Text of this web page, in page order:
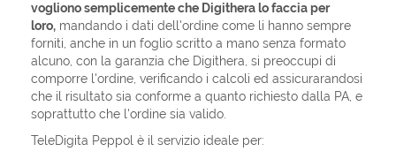
vogliono semplicemente che Digithera lo faccia per
loro, mandando i dati dell'ordine come li hanno sempre
forniti, anche in un foglio scritto a mano senza formato
alcuno, con la garanzia che Digithera, si preoccupi di
comporre l'ordine, verificando i calcoli ed assicurarandosi
che il risultato sia conforme a quanto richiesto dalla PA, e
soprattutto che l'ordine sia valido.
TeleDigita Peppol è il servizio ideale per: